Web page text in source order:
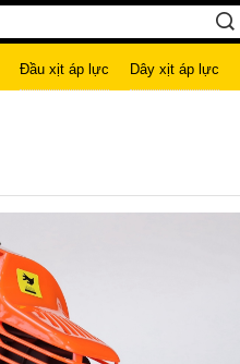
Đầu xịt áp lực Dây xịt áp lực